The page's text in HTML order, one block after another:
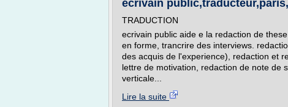
écrivain
TRADUCTION
ecrivain public aide e la redaction de
en forme, trancrire des interviews.
des acquis de l'experience), redaction et
lettre de motivation, redaction de note de
verticale...
Lire la suite